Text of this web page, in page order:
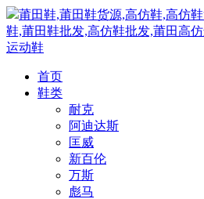
莆田鞋,莆田鞋货源,高仿鞋,高仿
鞋,莆田鞋批发,高仿鞋批发,莆田高
运动鞋
首页
鞋类
耐克
阿迪达斯
匡威
新百伦
万斯
彪马